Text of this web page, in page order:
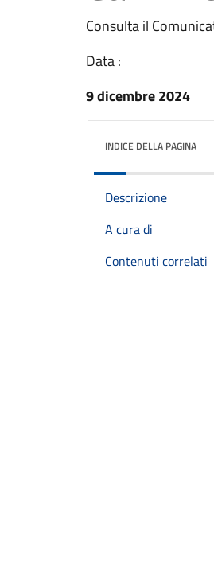
Consulta il
Data :
9 dicembre 2024
INDICE DELLA PAGINA
Descrizione
A cura di
Contenuti correlati